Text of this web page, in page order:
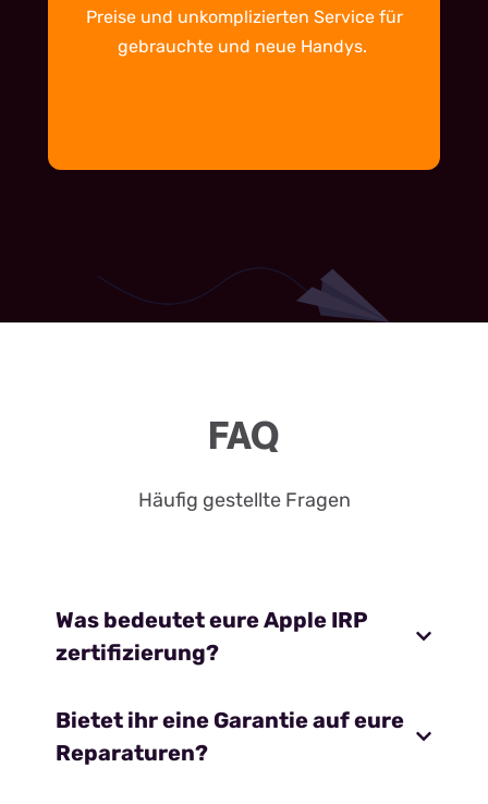
Preise und unkomplizierten Service für
gebrauchte und neue Handys.
FAQ
Häufig gestellte Fragen
Was bedeutet eure Apple IRP
zertifizierung?
Bietet ihr eine Garantie auf eure
Reparaturen?